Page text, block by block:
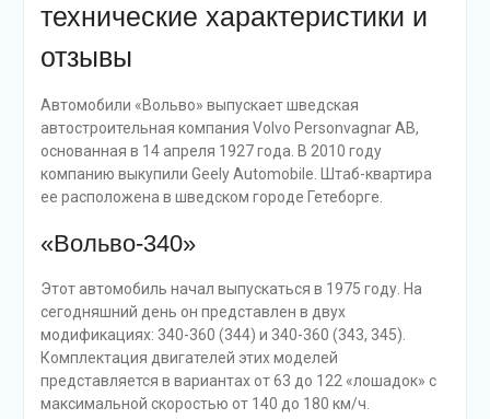
технические характеристики и
отзывы
Автомобили «Вольво» выпускает шведская
автостроительная компания Volvo Personvagnar AB,
основанная в 14 апреля 1927 года. В 2010 году
компанию выкупили Geely Automobile. Штаб-квартира
ее расположена в шведском городе Гетеборге.
«Вольво-340»
Этот автомобиль начал выпускаться в 1975 году. На
сегодняшний день он представлен в двух
модификациях: 340-360 (344) и 340-360 (343, 345).
Комплектация двигателей этих моделей
представляется в вариантах от 63 до 122 «лошадок» с
максимальной скоростью от 140 до 180 км/ч.